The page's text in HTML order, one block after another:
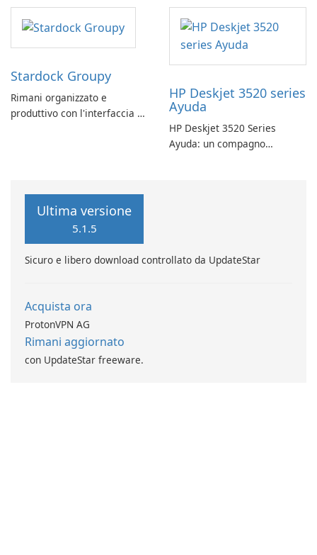
Stardock Groupy
Rimani organizzato e
produttivo con l'interfaccia a
HP Deskjet 3520 series
Ayuda
HP Deskjet 3520 Series
Ayuda: un compagno
Ultima versione
5.1.5
Sicuro e libero download controllato da UpdateStar
Acquista ora
ProtonVPN AG
Rimani aggiornato
con UpdateStar freeware.